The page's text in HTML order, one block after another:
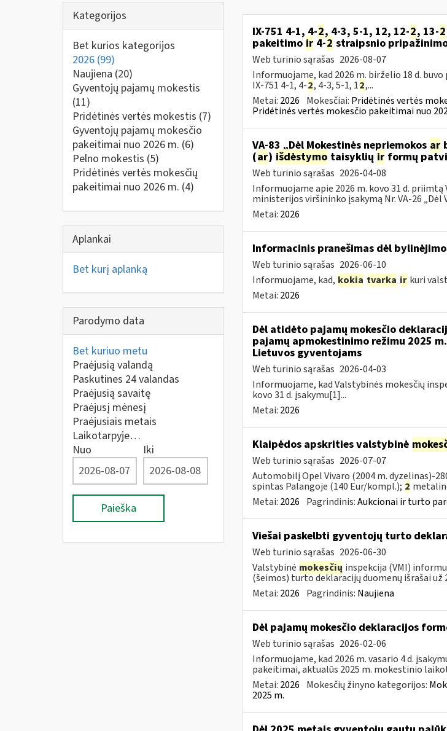
Kategorijos
Bet kurios kategorijos
2026 (99)
Naujiena (20)
Gyventojų pajamų mokestis
(11)
Pridėtinės vertės mokestis (7)
Gyventojų pajamų mokesčio
pakeitimai nuo 2026 m. (6)
Pelno mokestis (5)
Pridėtinės vertės mokesčių
pakeitimai nuo 2026 m. (4)
Aplankai
Bet kurį aplanką
Parodymo data
Bet kuriuo metu
Praėjusią valandą
Paskutines 24 valandas
Praėjusią savaitę
Praėjusį mėnesį
Praėjusiais metais
Laikotarpyje…
Nuo
Iki
Paieška
IX-751 4-1, 4-2, 4-3, 5-1, 12, 12-2, 13-2
pakeitimo ir4-2 straipsnio
Web turinio sąrašas 2026-08-07
Informuojame, kad 2026 m. birželio 18 d.
IX-751 4-1, 4-2, 4-3, 5-1, 12,...
Metai: 2026 Mokesčiai: Pridėtinės vertės
Pridėtinės vertės mokesčio pakeitimai nuo
VA-83 „Dėl Mokestinės nepriemokos ar
(ar) išdėstymo taisyklių irformų
Web turinio sąrašas 2026-04-08
Informuojame apie 2026 m. kovo 31 d. priimtą
ministerijos viršininko įsakymą Nr. VA-26 „Dėl
Metai: 2026
Informacinis pranešimas dėl
Web turinio sąrašas 2026-06-10
Informuojame, kad, kokia tvarka ir kuri
Metai: 2026
Dėl atidėto pajamų mokesčio
pajamų apmokestinimo režimu 2025
Lietuvos gyventojams
Web turinio sąrašas 2026-04-03
Informuojame, kad Valstybinės mokesčių
kovo 31 d. įsakymu[1]...
Metai: 2026
Klaipėdos apskrities valstybinė
Web turinio sąrašas 2026-07-07
Automobilį Opel Vivaro (2004 m. dyzelinas)-
spintas Palangoje (140 Eur/kompl.); 2
Metai: 2026 Pagrindinis:Aukcionai ir turto
Viešai paskelbti gyventojų turto
Web turinio sąrašas 2026-06-30
Valstybinė mokesčių inspekcija (VMI)
(šeimos) turto deklaracijų duomenų išrašai už
Metai: 2026 Pagrindinis: Naujiena
Dėl pajamų mokesčio deklaracijos
Web turinio sąrašas 2026-02-06
Informuojame, kad 2026 m. vasario 4 d.
pakeitimai, aktualūs 2025 m. mokestinio
Metai: 2026 Mokesčių žinyno kategorijos:
2025 m.